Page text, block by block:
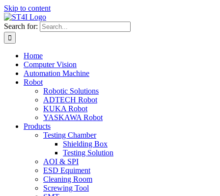
Skip to content
Search for:
Home
Computer Vision
Automation Machine
Robot
Robotic Solutions
ADTECH Robot
KUKA Robot
YASKAWA Robot
Products
Testing Chamber
Shielding Box
Testing Solution
AOI & SPI
ESD Equiment
Cleaning Room
Screwing Tool